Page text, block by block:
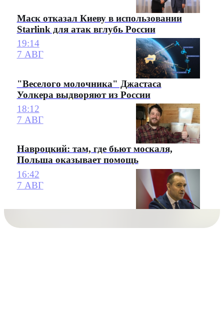
Маск отказал Киеву в использовании
Starlink для атак вглубь России
19:14
7 АВГ
"Веселого молочника" Джастаса
Уолкера выдворяют из России
18:12
7 АВГ
Навроцкий: там, где бьют москаля,
Польша оказывает помощь
16:42
7 АВГ